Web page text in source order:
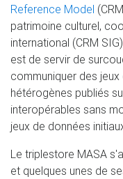
Reference Model
patrimoine culturel,
international (CRM
est de servir de
communiquer des
hétérogènes publiés
interopérables sans
jeux de données
Le triplestore MASA
et quelques unes de